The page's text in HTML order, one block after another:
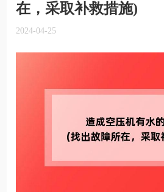
在，采取补救措施)
2024-04-25